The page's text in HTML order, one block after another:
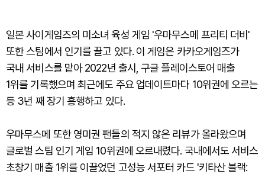
일본 사이게임즈의 미소녀 육성 게임 '우마무스메 프리티 더비'
또한 스팀에서 인기를 끌고 있다. 이 게임은 카카오게임즈가
국내 서비스를 맡아 2022년 출시, 구글 플레이스토어 매출
1위를 기록했으며 최근에도 주요 업데이트마다 10위권에 오르는
등 3년 째 장기 흥행하고 있다.
우마무스메 또한 영미권 팬들의 적지 않은 리뷰가 올라왔으며
글로벌 스팀 인기 게임 10위권에 오르내렸다. 국내에서도 서비스
초창기 매출 1위를 이끌었던 고성능 서포터 카드 '키타산 블랙: